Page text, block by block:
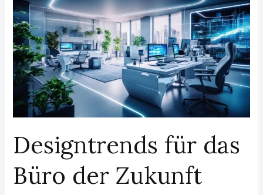
Designtrends für das
Büro der Zukunft
für
das
Büro
der
Zukunft